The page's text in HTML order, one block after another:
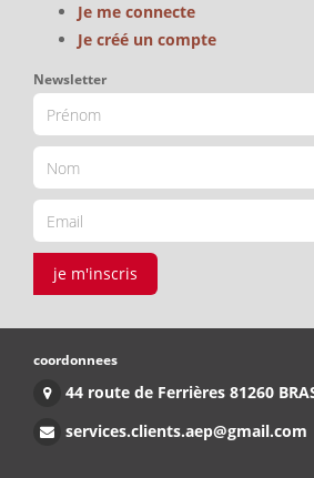
Je me connecte
Je créé un compte
Newsletter
je m'inscris
coordonnees
44 route de Ferrières 81260
services.clients.aep@gmail.com